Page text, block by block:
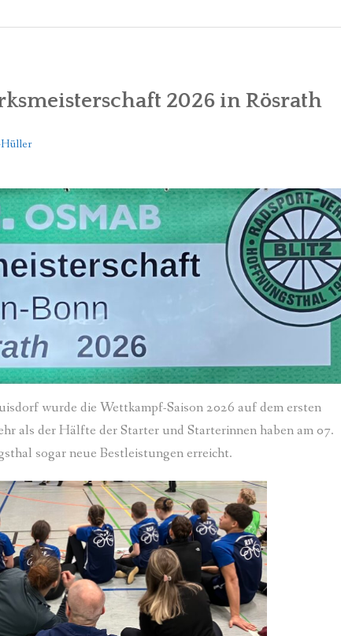
2026 in Rösrath
wurde die Wettkampf-Saison 2026 auf dem ersten
als der Hälfte der Starter und Starterinnen haben am 07.
sogar neue Bestleistungen erreicht.